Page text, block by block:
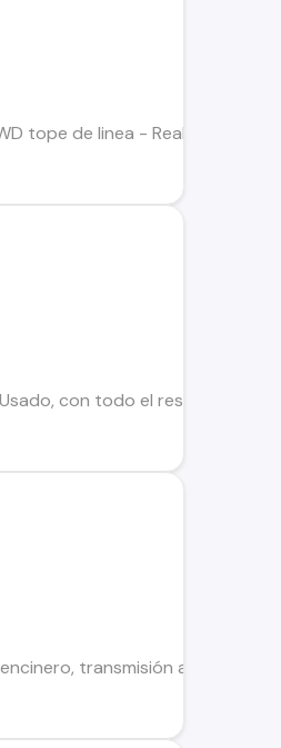
tope de linea - Realmente
Usado, con todo el respaldo
transmisión